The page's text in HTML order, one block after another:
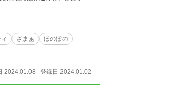
噂と10年来の秘密を乗り超え
完結。+大牙side5000字数。
ざまぁ
ほのぼの
2024.01.08 登録日 2024.01.02